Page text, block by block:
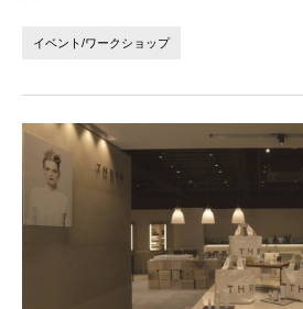
イベント/ワークショップ